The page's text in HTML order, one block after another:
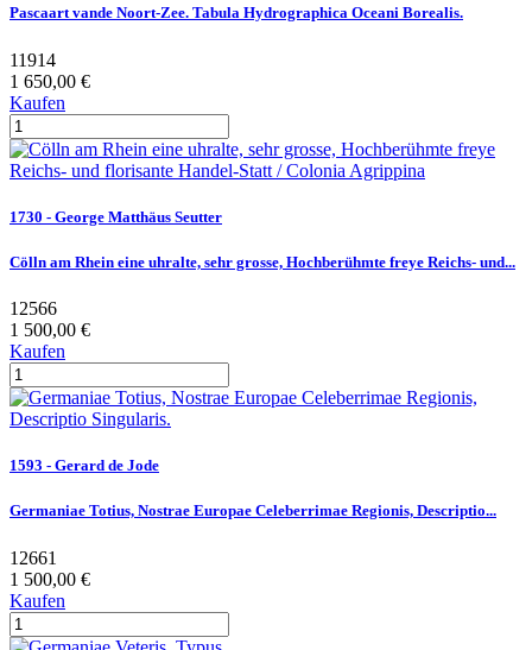
Pascaart vande Noort-Zee. Tabula Hydrographica Oceani Borealis.
11914
1 650,00 €
Kaufen
1730 - George Matthäus Seutter
Cölln am Rhein eine uhralte, sehr grosse, Hochberühmte freye Reichs- und...
12566
1 500,00 €
Kaufen
1593 - Gerard de Jode
Germaniae Totius, Nostrae Europae Celeberrimae Regionis, Descriptio...
12661
1 500,00 €
Kaufen